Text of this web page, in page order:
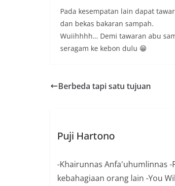
Pada kesempatan lain dapat
dan bekas bakaran sampah.
Wuiihhhh… Demi tawaran abu
seragam ke kebon dulu 😁
Berbeda tapi satu tujuan
Puji Hartono
-Khairunnas Anfa'uhumlinnas
kebahagiaan orang lain -You